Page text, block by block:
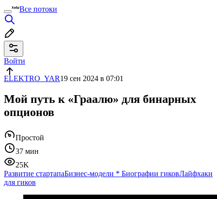
Все потоки
Войти
ELEKTRO_YAR19 сен 2024 в 07:01
Мой путь к «Граалю» для бинарных
опционов
Простой
37 мин
25K
Развитие стартапаБизнес-модели * Биографии гиковЛайфхаки
для гиков